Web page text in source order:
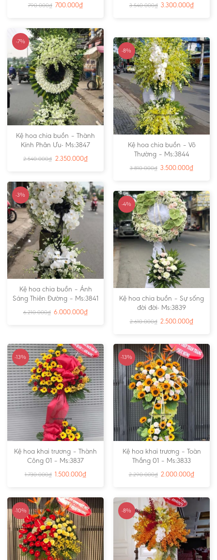
790.000₫ 700.000₫ 3.540.000₫ 3.300.000₫
-7%
Kệ hoa chia buồn – Thành
Kính Phân Ưu- Ms:3847
2.540.000₫ 2.350.000₫
-8%
Kệ hoa chia buồn – Vô
Thường – Ms:3844
3.810.000₫ 3.500.000₫
-3%
Kệ hoa chia buồn – Ánh
Sáng Thiên Đường – Ms:3841
6.210.000₫ 6.000.000₫
-4%
Kệ hoa chia buồn – Sự sống
đời đời- Ms:3839
2.610.000₫ 2.500.000₫
-13%
Kệ hoa khai trương – Thành
Công 01 – Ms:3837
1.730.000₫ 1.500.000₫
-13%
Kệ hoa khai trương – Toàn
Thắng 01 – Ms:3833
2.290.000₫ 2.000.000₫
-10% -8%